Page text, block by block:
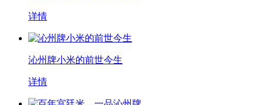
详情
沁州牌小米的前世今生
详情